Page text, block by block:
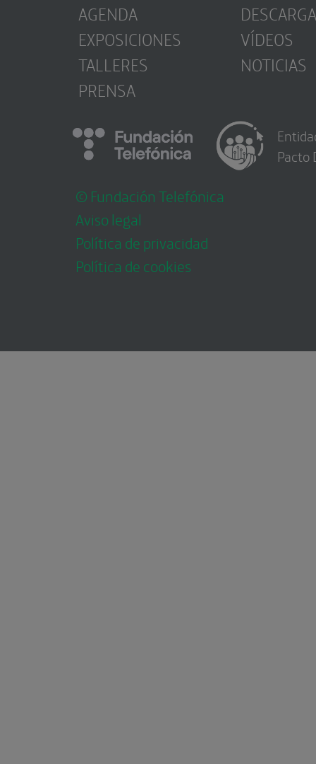
AGENDA
EXPOSICIONES
TALLERES
PRENSA
VÍDEOS
NOTICIAS
© Fundación Telefónica
Aviso legal
Política de privacidad
Política de cookies
Pacto